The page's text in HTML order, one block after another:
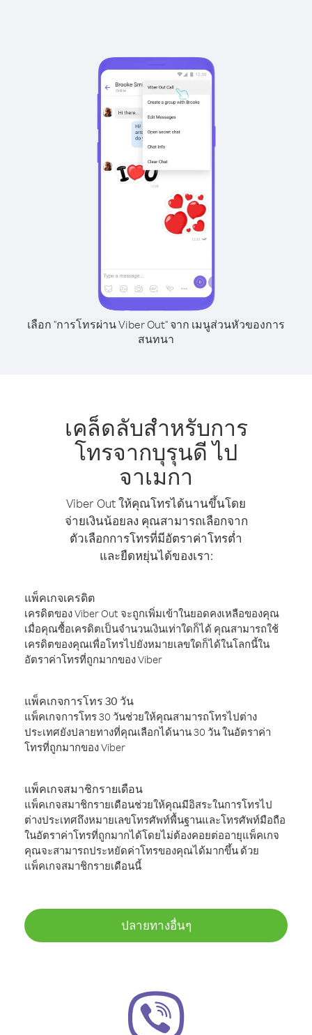
เลือก "การโทรผ่าน Viber Out" จาก เมนูส่วนหัวของการ
สนทนา
เคล็ดลับสำหรับการ
โทรจากบุรุนดี ไป
จาเมกา
Viber Out ให้คุณโทรได้นานขึ้นโดย
จ่ายเงินน้อยลง คุณสามารถเลือกจาก
ตัวเลือกการโทรที่มีอัตราค่าโทรต่ำ
และยืดหยุ่นได้ของเรา:
แพ็คเกจเครดิต
เครดิตของ Viber Out จะถูกเพิ่มเข้าในยอดคงเหลือของคุณ
เมื่อคุณซื้อเครดิตเป็นจำนวนเงินเท่าใดก็ได้ คุณสามารถใช้
เครดิตของคุณเพื่อโทรไปยังหมายเลขใดก็ได้ในโลกนี้ใน
อัตราค่าโทรที่ถูกมากของ Viber
แพ็คเกจการโทร 30 วัน
แพ็คเกจการโทร 30 วันช่วยให้คุณสามารถโทรไปต่าง
ประเทศยังปลายทางที่คุณเลือกได้นาน 30 วัน ในอัตราค่า
โทรที่ถูกมากของ Viber
แพ็คเกจสมาชิกรายเดือน
แพ็คเกจสมาชิกรายเดือนช่วยให้คุณมีอิสระในการโทรไป
ต่างประเทศถึงหมายเลขโทรศัพท์พื้นฐานและโทรศัพท์มือถือ
ในอัตราค่าโทรที่ถูกมากได้โดยไม่ต้องคอยต่ออายุแพ็คเกจ
คุณจะสามารถประหยัดค่าโทรของคุณได้มากขึ้น ด้วย
แพ็คเกจสมาชิกรายเดือนนี้
ปลายทางอื่นๆ